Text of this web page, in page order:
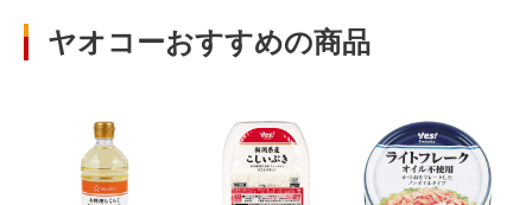
ヤオコーおすすめの商品